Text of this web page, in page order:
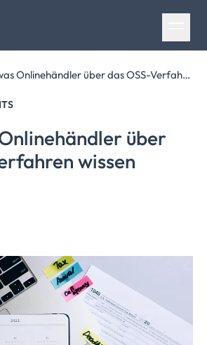
Alles, was Onlinehändler über das OSS-Verfahren wissen müssen
über
wissen